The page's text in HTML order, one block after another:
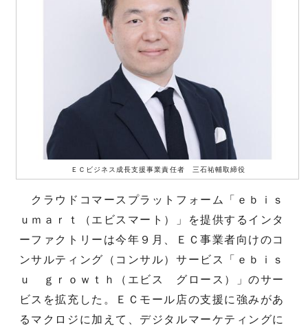
ＥＣビジネス成長支援事業責任者 三石祐輔取締役
クラウドコマースプラットフォーム「ｅｂｉｓ
ｕｍａｒｔ（エビスマート）」を提供するインタ
ーファクトリーは今年９月、ＥＣ事業者向けのコ
ンサルティング（コンサル）サービス「ｅｂｉｓ
ｕ ｇｒｏｗｔｈ（エビス グロース）」のサー
ビスを拡充した。ＥＣモール店の支援に強みがあ
るマクロジに加えて、デジタルマーケティングに